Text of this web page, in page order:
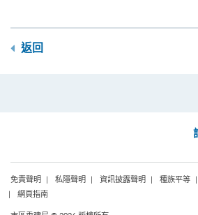
返回
免責聲明 私隱聲明 資訊披露聲明 種族平等
網頁指南